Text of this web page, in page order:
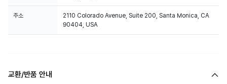
주소
2110 Colorado Avenue, Suite 200, Santa Monica, CA
90404, USA
교환/반품 안내